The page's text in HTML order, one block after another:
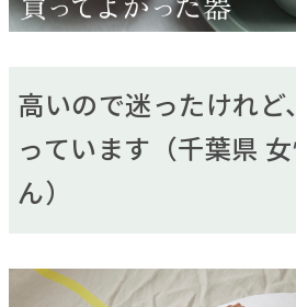
高いので迷ったけれど
っています（千葉県
ん）